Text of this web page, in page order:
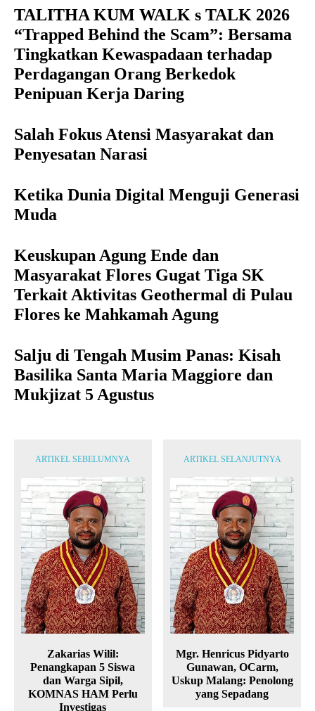
TALITHA KUM WALK s TALK 2026
“Trapped Behind the Scam”: Bersama
Tingkatkan Kewaspadaan terhadap
Perdagangan Orang Berkedok
Penipuan Kerja Daring
Salah Fokus Atensi Masyarakat dan
Penyesatan Narasi
Ketika Dunia Digital Menguji Generasi
Muda
Keuskupan Agung Ende dan
Masyarakat Flores Gugat Tiga SK
Terkait Aktivitas Geothermal di Pulau
Flores ke Mahkamah Agung
Salju di Tengah Musim Panas: Kisah
Basilika Santa Maria Maggiore dan
Mukjizat 5 Agustus
ARTIKEL SEBELUMNYA
Zakarias Wilil:
Penangkapan 5 Siswa
dan Warga Sipil,
KOMNAS HAM Perlu
Investigas
ARTIKEL SELANJUTNYA
Mgr. Henricus Pidyarto
Gunawan, OCarm,
Uskup Malang: Penolong
yang Sepadang